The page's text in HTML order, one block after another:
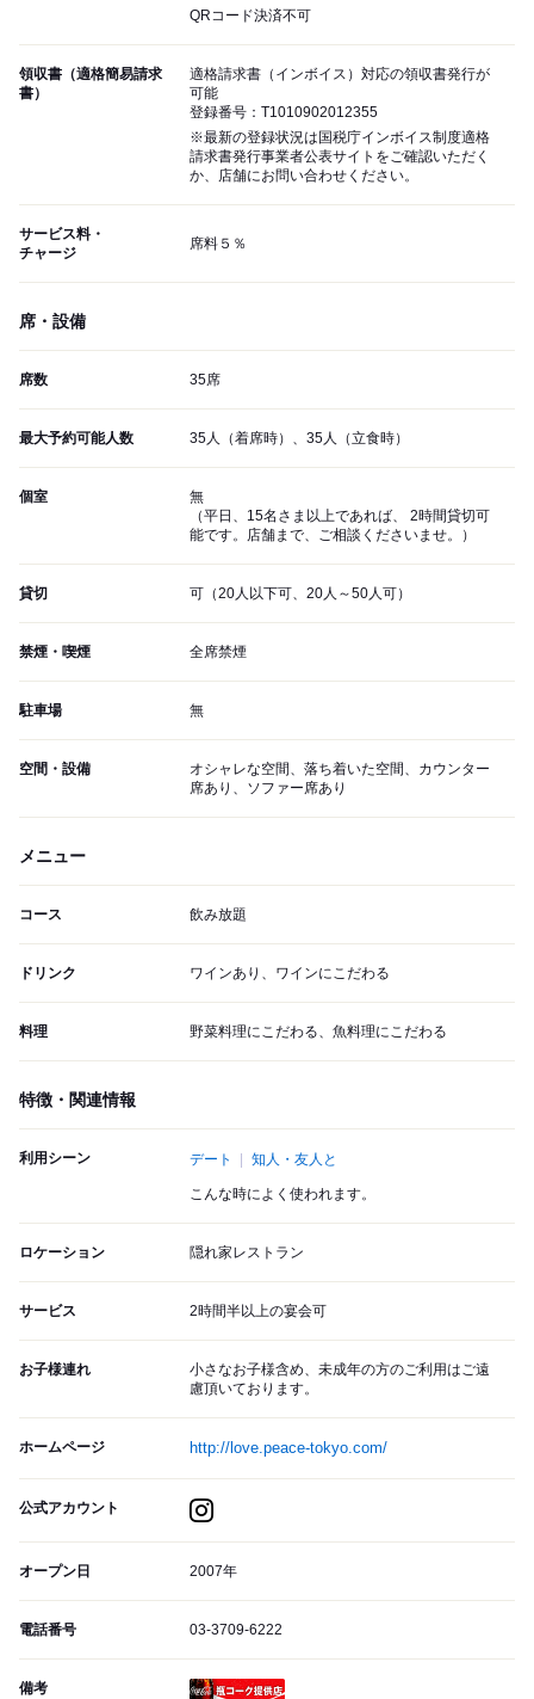
QRコード決済不可
領収書（適格簡易請求
書）
適格請求書（インボイス）対応の領収書発行が
可能
登録番号：T1010902012355
※最新の登録状況は国税庁インボイス制度適格
請求書発行事業者公表サイトをご確認いただく
か、店舗にお問い合わせください。
サービス料・
チャージ
席料５％
席・設備
席数 35席
最大予約可能人数 35人（着席時）、35人（立食時）
個室
無
（平日、15名さま以上であれば、 2時間貸切可
能です。店舗まで、ご相談くださいませ。）
貸切 可（20人以下可、20人～50人可）
禁煙・喫煙 全席禁煙
駐車場 無
空間・設備
オシャレな空間、落ち着いた空間、カウンター
席あり、ソファー席あり
メニュー
コース 飲み放題
ドリンク ワインあり、ワインにこだわる
料理 野菜料理にこだわる、魚料理にこだわる
特徴・関連情報
利用シーン デート 知人・友人と
こんな時によく使われます。
ロケーション 隠れ家レストラン
サービス 2時間半以上の宴会可
お子様連れ
小さなお子様含め、未成年の方のご利用はご遠
慮頂いております。
ホームページ http://love.peace-tokyo.com/
公式アカウント
オープン日 2007年
電話番号 03-3709-6222
備考